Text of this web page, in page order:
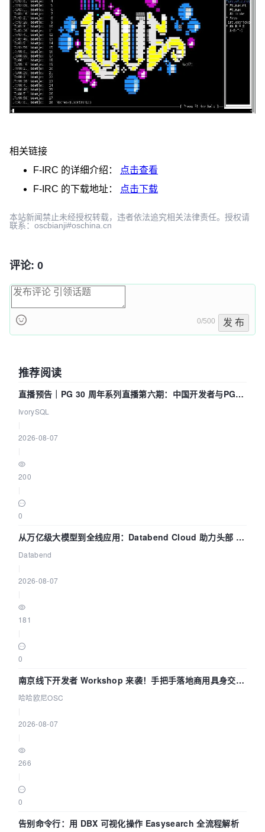
相关链接
F-IRC 的详细介绍：
点击查看
F-IRC 的下载地址： 点击下载
本站新闻禁止未经授权转载，违者依法追究相关法律责任。授权请
联系：oscbianji#oschina.cn
评论: 0
0/500 发 布
推荐阅读
直播预告｜PG 30 周年系列直播第六期：中国开发者与PG内
核——我们改得动吗？我们贡献了什么？
IvorySQL
2026-08-07
200
0
从万亿级大模型到全线应用：Databend Cloud 助力头部 AI
企业构建全链路 Trace 数据管道
Databend
2026-08-07
181
0
南京线下开发者 Workshop 来袭！手把手落地商用具身交互
智能 Agent 应用
哈哈欧尼OSC
2026-08-07
266
0
告别命令行：用 DBX 可视化操作 Easysearch 全流程解析